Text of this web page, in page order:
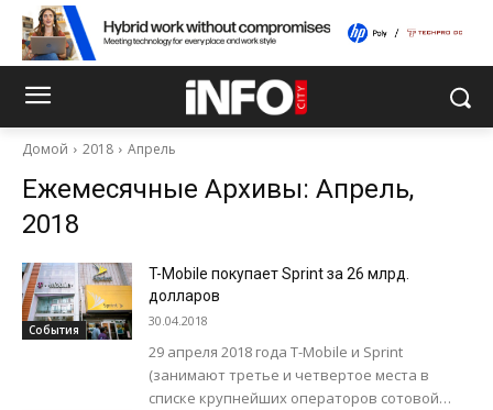
Домой 2018 Апрель
Ежемесячные Архивы: Апрель,
2018
События
T-Mobile покупает Sprint за 26 млрд.
долларов
30.04.2018
29 апреля 2018 года T-Mobile и Sprint
(занимают третье и четвертое места в
списке крупнейших операторов сотовой